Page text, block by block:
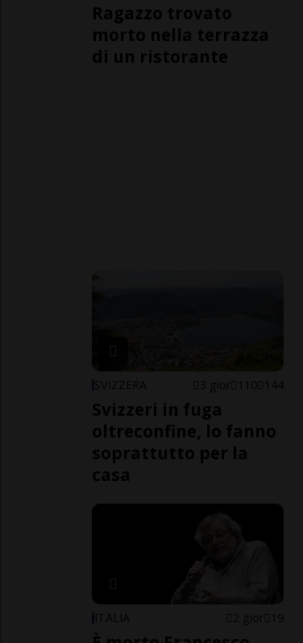
Ragazzo trovato
morto nella terrazza
di un ristorante
SVIZZERA 3 gior 110 144
Svizzeri in fuga
oltreconfine, lo fanno
soprattutto per la
casa
ITALIA 2 gior 19